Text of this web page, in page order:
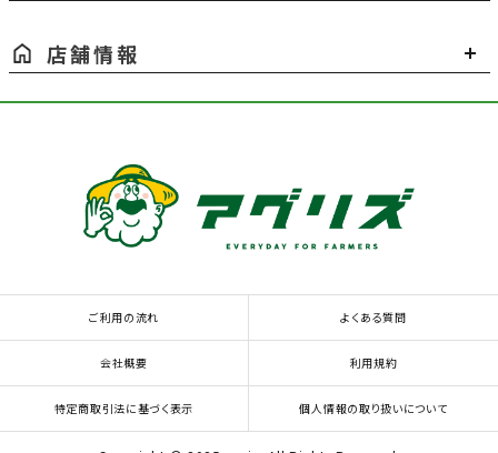
店舗情報
ご利用の流れ よくある質問
会社概要 利用規約
特定商取引法に基づく表示 個人情報の取り扱いについて